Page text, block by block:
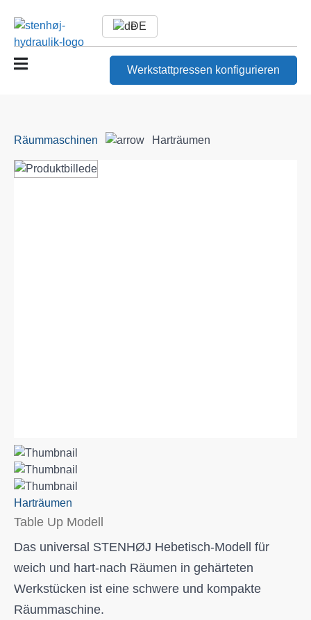
DE
Werkstattpressen konfigurieren
Räummaschinen Harträumen
Harträumen
Table Up Modell
Das universal STENHØJ Hebetisch-Modell für
weich und hart-nach Räumen in gehärteten
Werkstücken ist eine schwere und kompakte
Räummaschine.